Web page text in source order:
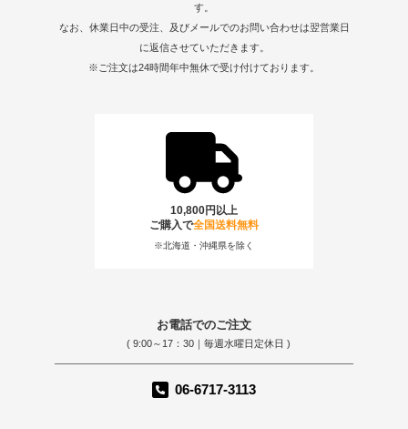
す。
なお、休業日中の受注、及びメールでのお問い合わせは翌営業日
に返信させていただきます。
※ご注文は24時間年中無休で受け付けております。
10,800円以上
ご購入で全国送料無料
※北海道・沖縄県を除く
お電話でのご注文
( 9:00～17：30｜毎週水曜日定休日 )
06-6717-3113